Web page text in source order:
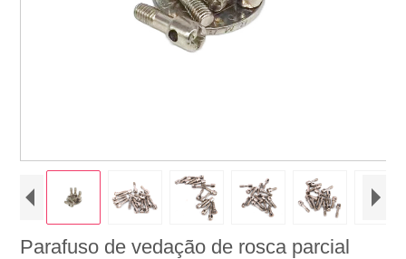
Parafuso de vedação de rosca parcial